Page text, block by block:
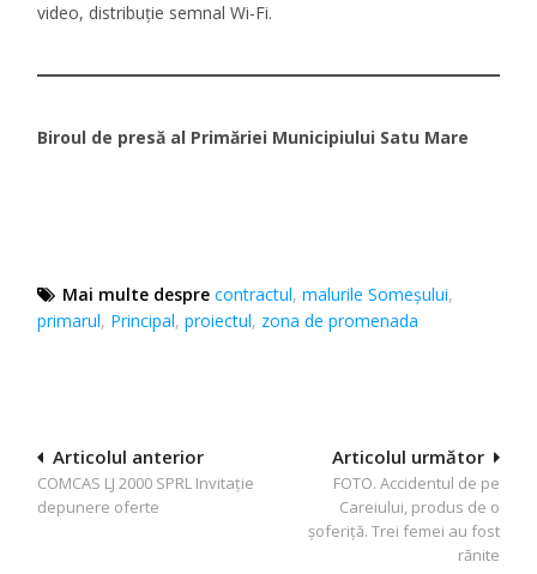
video, distribuţie semnal Wi-Fi.
Biroul de presă al Primăriei Municipiului Satu Mare
Mai multe despre contractul,malurile Someșului,
primarul, Principal,proiectul, zona de promenada
Navigare
în
Articolul următor
FOTO. Accidentul de pe
Careiului, produs de o
șoferiță. Trei femei au fost
rănite
Articolul anterior
COMCAS LJ 2000 SPRL Invitaţie
depunere oferte